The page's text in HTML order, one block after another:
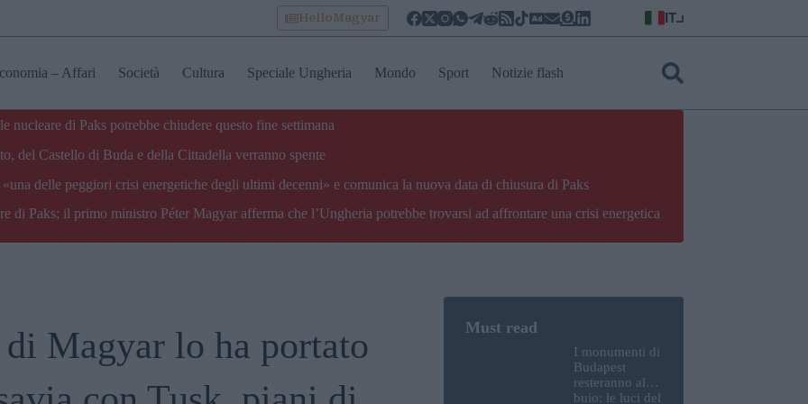
HelloMagyar IT
– Affari Società Cultura Speciale Ungheria Mondo Sport Notizie flash
nucleare di Paks potrebbe chiudere questo fine settimana
del Castello di Buda e della Cittadella verranno spente
delle peggiori crisi energetiche degli ultimi decenni» e comunica la nuova data di chiusura di Paks
di Paks; il primo ministro Péter Magyar afferma che l’Ungheria potrebbe trovarsi ad affrontare una crisi energetica
Magyar lo ha portato
I monumenti di
Budapest
resteranno al
buio: le luci del